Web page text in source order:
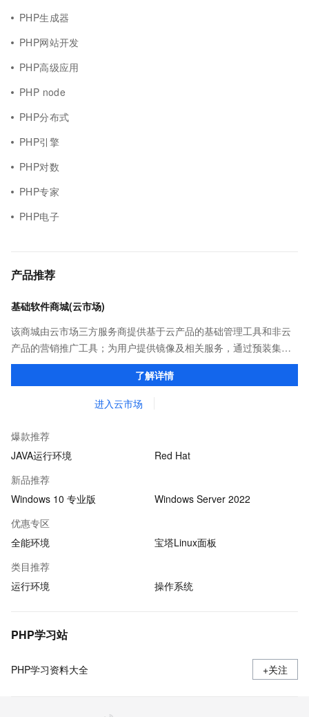
PHP生成器
PHP网站开发
PHP高级应用
PHP node
PHP分布式
PHP引擎
PHP对数
PHP专家
PHP电子
产品推荐
基础软件商城(云市场)
该商城由云市场三方服务商提供基于云产品的基础管理工具和非云
产品的营销推广工具；为用户提供镜像及相关服务，通过预装集成
环境及软件，实现云服务器即开即于阿里云的独立软件类，包括商
业软件、系统软件、营销软件等。了解详情
进入云市场
爆款推荐
JAVA运行环境
Red Hat
新品推荐
Windows 10 专业版
Windows Server 2022
优惠专区
全能环境
宝塔Linux面板
类目推荐
运行环境
操作系统
PHP学习站
PHP学习资料大全 +关注